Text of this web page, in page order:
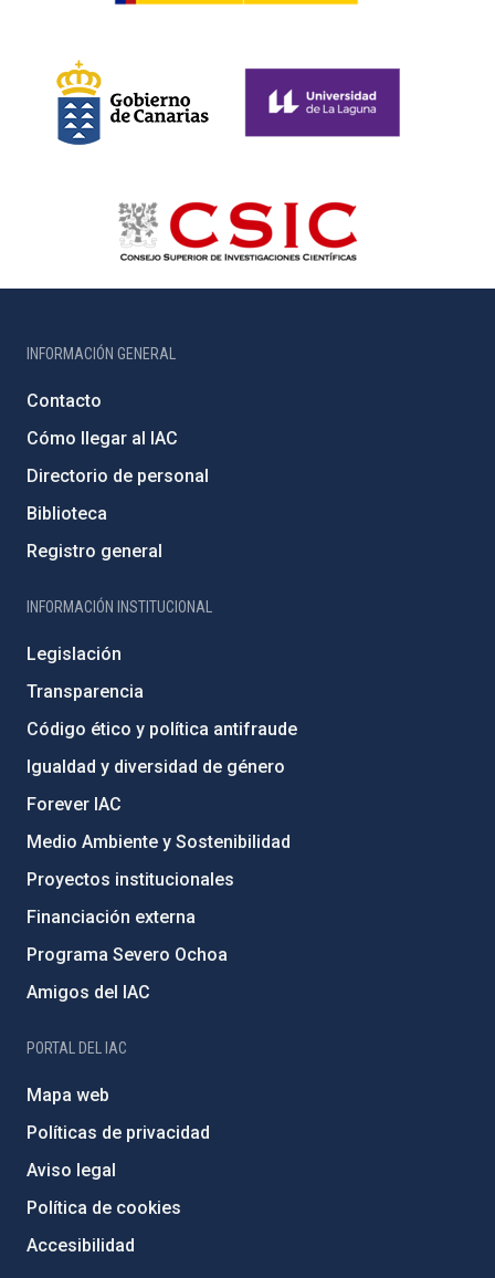
INFORMACIÓN GENERAL
Contacto
Cómo llegar al IAC
Directorio de personal
Biblioteca
Registro general
INFORMACIÓN INSTITUCIONAL
Legislación
Transparencia
Código ético y política antifraude
Igualdad y diversidad de género
Forever IAC
Medio Ambiente y Sostenibilidad
Proyectos institucionales
Financiación externa
Programa Severo Ochoa
Amigos del IAC
PORTAL DEL IAC
Mapa web
Políticas de privacidad
Aviso legal
Política de cookies
Accesibilidad